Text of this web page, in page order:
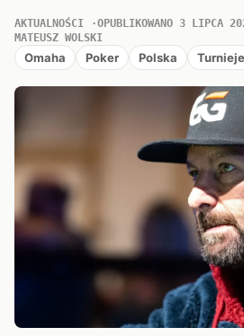
AKTUALNOŚCI OPUBLIKOWANO 3 LIPCA
MATEUSZ WOLSKI
Omaha Poker Polska